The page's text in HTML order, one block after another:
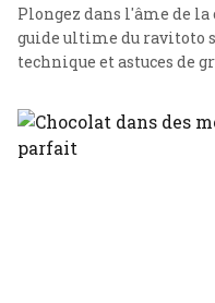
Plongez dans l'âme de
guide ultime du ravitoto
technique et astuces de